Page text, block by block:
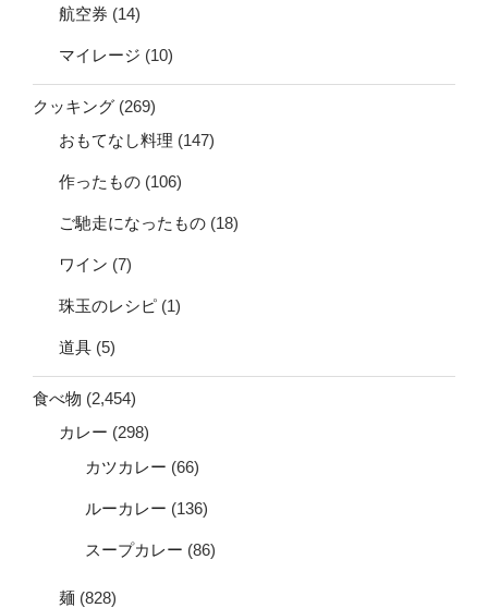
航空券 (14)
マイレージ (10)
クッキング (269)
おもてなし料理 (147)
作ったもの (106)
ご馳走になったもの (18)
ワイン (7)
珠玉のレシピ (1)
道具 (5)
食べ物 (2,454)
カレー (298)
カツカレー (66)
ルーカレー (136)
スープカレー (86)
麺 (828)